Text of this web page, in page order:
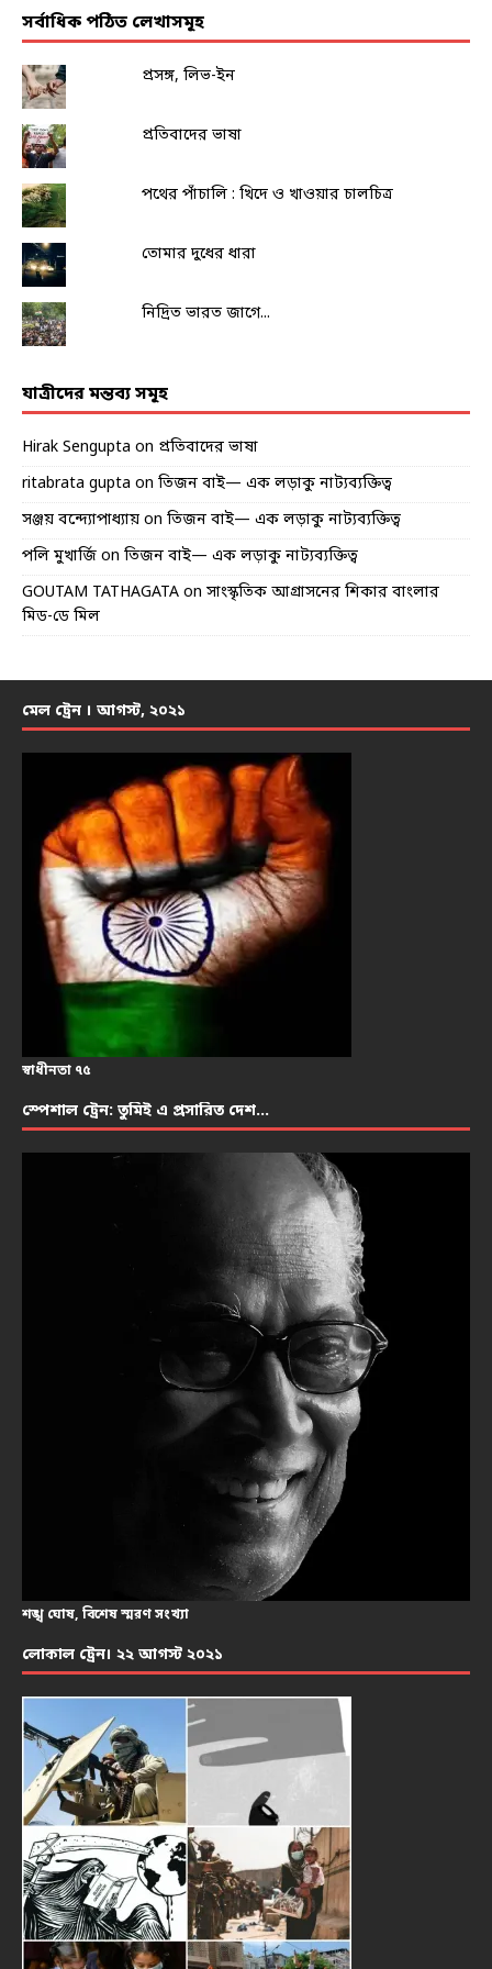
সর্বাধিক পঠিত লেখাসমূহ
প্রসঙ্গ, লিভ-ইন
প্রতিবাদের ভাষা
পথের পাঁচালি : খিদে ও খাওয়ার চালচিত্র
তোমার দুধের ধারা
নিদ্রিত ভারত জাগে...
যাত্রীদের মন্তব্য সমূহ
Hirak Sengupta on প্রতিবাদের ভাষা
ritabrata gupta on তিজন বাই— এক লড়াকু নাট্যব্যক্তিত্ব
সঞ্জয় বন্দ্যোপাধ্যায় on তিজন বাই— এক লড়াকু নাট্যব্যক্তিত্ব
পলি মুখার্জি on তিজন বাই— এক লড়াকু নাট্যব্যক্তিত্ব
GOUTAM TATHAGATA on সাংস্কৃতিক আগ্রাসনের শিকার বাংলার
মিড-ডে মিল
মেল ট্রেন । আগস্ট, ২০২১
স্বাধীনতা ৭৫
স্পেশাল ট্রেন: তুমিই এ প্রসারিত দেশ…
শঙ্খ ঘোষ, বিশেষ স্মরণ সংখ্যা
লোকাল ট্রেন। ২২ আগস্ট ২০২১